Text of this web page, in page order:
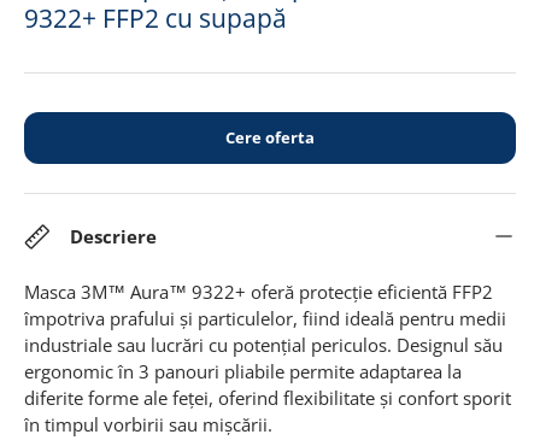
9322+ FFP2 cu supapă
Cere oferta
Descriere
Masca 3M™ Aura™ 9322+ oferă protecție eficientă FFP2
împotriva prafului și particulelor, fiind ideală pentru medii
industriale sau lucrări cu potențial periculos. Designul său
ergonomic în 3 panouri pliabile permite adaptarea la
diferite forme ale feței, oferind flexibilitate și confort sporit
în timpul vorbirii sau mișcării.